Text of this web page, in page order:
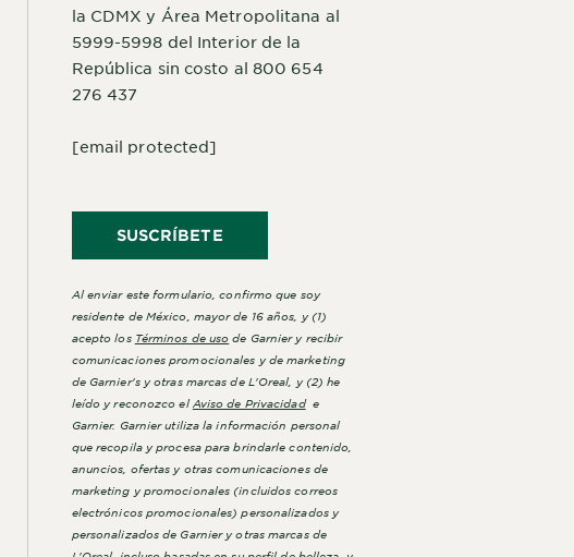
la CDMX y Área Metropolitana al
5999-5998 del Interior de la
República sin costo al 800 654
276 437
[email protected]
SUSCRÍBETE
Al enviar este formulario, confirmo que soy
residente de México, mayor de 16 años, y (1)
acepto los Términos de uso de Garnier y recibir
comunicaciones promocionales y de marketing
de Garnier's y otras marcas de L'Oreal, y (2) he
leído y reconozco el Aviso de Privacidade
Garnier. Garnier utiliza la información personal
que recopila y procesa para brindarle contenido,
anuncios, ofertas y otras comunicaciones de
marketing y promocionales (incluidos correos
electrónicos promocionales) personalizados y
personalizados de Garnier y otras marcas de